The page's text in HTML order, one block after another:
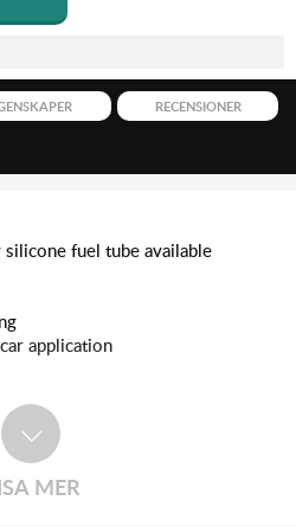
RECENSIONER
fuel tube available
application
MER